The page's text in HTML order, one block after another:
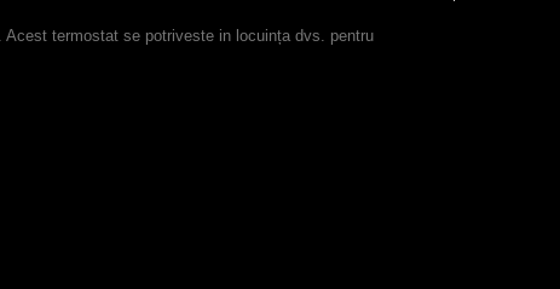
termostat se potriveste in locuința dvs. pentru